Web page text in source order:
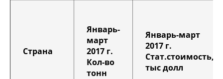
Страна
Январь-
март
2017 г.
Кол-во
тонн
Январь-март
2017 г.
Стат.стоимость,
тыс долл